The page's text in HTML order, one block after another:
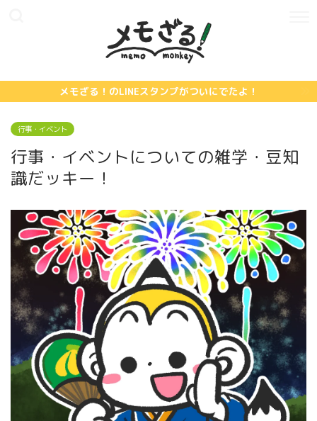
メモざる！のLINEスタンプがついにでたよ！
行事・イベント
行事・イベントについての雑学・豆知
識だッキー！